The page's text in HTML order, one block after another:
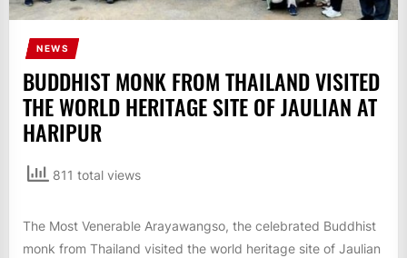
NEWS
BUDDHIST MONK FROM THAILAND VISITED
THE WORLD HERITAGE SITE OF JAULIAN AT
HARIPUR
811 total views
The Most Venerable Arayawangso, the celebrated Buddhist
monk from Thailand visited the world heritage site of Jaulian